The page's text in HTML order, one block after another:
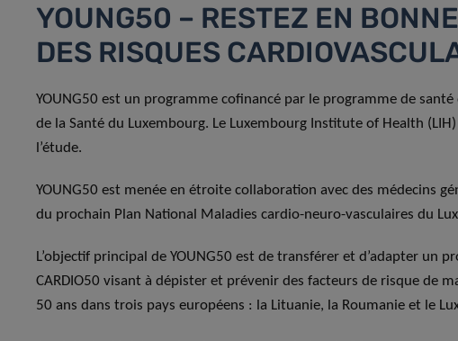
YOUNG50 – RESTEZ EN
DES RISQUES
YOUNG50 est un programme cofinancé par le programme de
de la Santé du Luxembourg. Le Luxembourg Institute of Health
l’étude.
YOUNG50 est menée en étroite collaboration avec des médecins
du prochain Plan National Maladies cardio-neuro-vasculaires du
L’objectif principal de YOUNG50 est de transférer et d’adapter un
CARDIO50 visant à dépister et prévenir des facteurs de risque de
50 ans dans trois pays européens : la Lituanie, la Roumanie et le